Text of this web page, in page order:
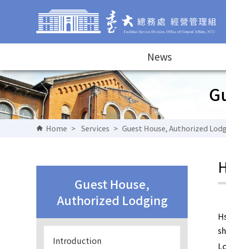
Go to Content Area
News
Home > Services > Guest House, Authorized
Guest House,
Authorized Lodging
Introduction